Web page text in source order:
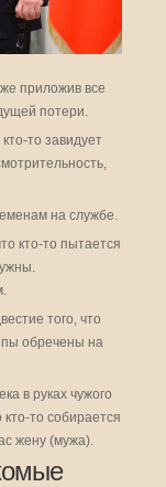
приложив все
потери.
то завидует
на службе.
кто-то пытается
того, что
обречены на
в руках чужого
то собирается
жену (мужа).